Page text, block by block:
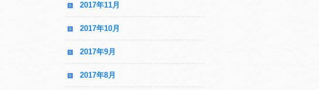
2017年11月
2017年10月
2017年9月
2017年8月